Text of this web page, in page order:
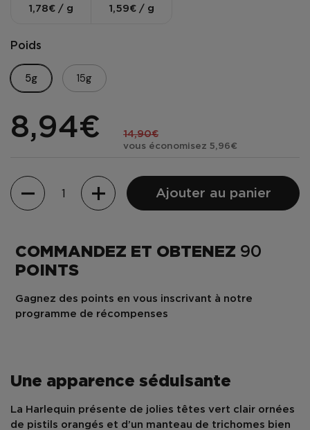
1,78€ / g 1,59€ / g
Poids
5g 15g
8,94€ 14,90€
vous économisez 5,96€
Quantité
Ajouter au panier
COMMANDEZ ET OBTENEZ 90
POINTS
Gagnez des points en vous inscrivant à notre
programme de récompenses
Une apparence séduisante
La Harlequin présente de jolies têtes vert clair ornées
de pistils orangés et d’un manteau de trichomes bien